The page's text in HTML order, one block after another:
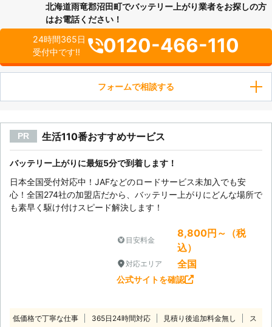
北海道雨竜郡沼田町でバッテリー上がり業者をお探しの方
はお電話ください！
24時間365日
受付中です!!
0120-466-110
フォームで相談する
PR 生活110番おすすめサービス
バッテリー上がりに最短5分で到着します！
日本全国受付対応中！JAFなどのロードサービス未加入でも安
心！全国274社の加盟店だから、バッテリー上がりにどんな場所で
も素早く駆け付けスピード解決します！
目安料金
8,800円～（税
込）
対応エリア 全国
公式サイトを確認
低価格で丁寧な仕事 365日24時間対応 見積り後追加料金無し
ス